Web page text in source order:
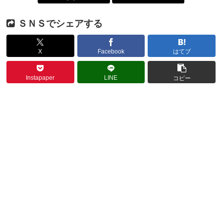
ＳＮＳでシェアする
X Facebook はてブ
Instapaper LINE コピー